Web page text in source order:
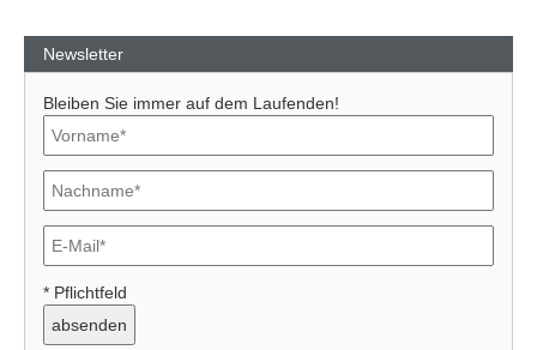
Newsletter
Bleiben Sie immer auf dem Laufenden!
* Pflichtfeld